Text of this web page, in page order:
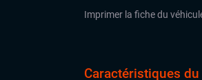
Imprimer la fiche du
Caractéristiques